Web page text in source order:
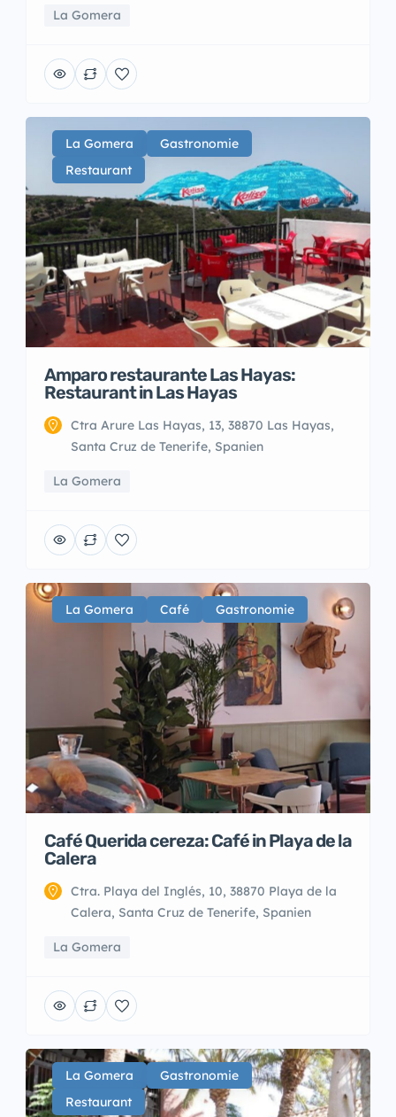
La Gomera
La Gomera
Gastronomie
Restaurant
Amparo restaurante Las Hayas:
Restaurant in Las Hayas
Ctra Arure Las Hayas, 13, 38870 Las Hayas,
Santa Cruz de Tenerife, Spanien
La Gomera
La Gomera Café Gastronomie
Café Querida cereza: Café in Playa de la
Calera
Ctra. Playa del Inglés, 10, 38870 Playa de la
Calera, Santa Cruz de Tenerife, Spanien
La Gomera
La Gomera
Gastronomie
Restaurant